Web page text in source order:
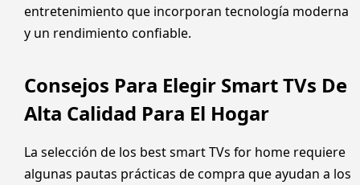
entretenimiento que incorporan tecnología moderna
y un rendimiento confiable.
Consejos Para Elegir Smart TVs De
Alta Calidad Para El Hogar
La selección de los best smart TVs for home requiere
algunas pautas prácticas de compra que ayudan a los